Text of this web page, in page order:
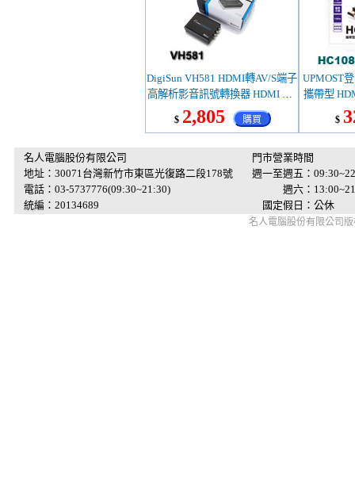
DigiSun VH581 HDMI轉AV/S端子
高解析影音訊號轉換器 HDMI TO
AV+S-Video
$ 2,805 購買
UPMOST
攜帶型
器 HDMI
$
名人電腦股份有限公司
地址：30071台灣新竹市東區光復路二段178號
電話：03-5737776(09:30~21:30)
統編：20134689
門市營業時間
週一至週五：
週六：
國定假日：公休
名人電腦股份有限公司版